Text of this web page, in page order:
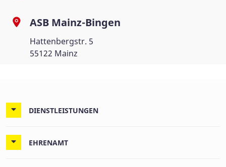
ASB Mainz-Bingen
Hattenbergstr. 5
55122 Mainz
DIENSTLEISTUNGEN
EHRENAMT